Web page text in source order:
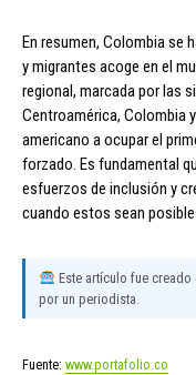
En resumen, Colombia se
y migrantes acoge en el
regional, marcada por las
Centroamérica, Colombia
americano a ocupar el
forzado. Es fundamental
esfuerzos de inclusión y
cuando estos sean
Este artículo fue
por un periodista.
Fuente: www.portafolio.co